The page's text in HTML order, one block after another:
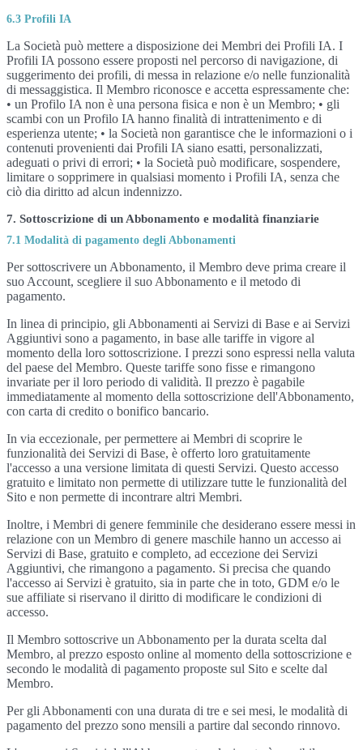
6.3 Profili IA
La Società può mettere a disposizione dei Membri dei Profili IA. I
Profili IA possono essere proposti nel percorso di navigazione, di
suggerimento dei profili, di messa in relazione e/o nelle funzionalità
di messaggistica. Il Membro riconosce e accetta espressamente che:
• un Profilo IA non è una persona fisica e non è un Membro; • gli
scambi con un Profilo IA hanno finalità di intrattenimento e di
esperienza utente; • la Società non garantisce che le informazioni o i
contenuti provenienti dai Profili IA siano esatti, personalizzati,
adeguati o privi di errori; • la Società può modificare, sospendere,
limitare o sopprimere in qualsiasi momento i Profili IA, senza che
ciò dia diritto ad alcun indennizzo.
7. Sottoscrizione di un Abbonamento e modalità finanziarie
7.1 Modalità di pagamento degli Abbonamenti
Per sottoscrivere un Abbonamento, il Membro deve prima creare il
suo Account, scegliere il suo Abbonamento e il metodo di
pagamento.
In linea di principio, gli Abbonamenti ai Servizi di Base e ai Servizi
Aggiuntivi sono a pagamento, in base alle tariffe in vigore al
momento della loro sottoscrizione. I prezzi sono espressi nella valuta
del paese del Membro. Queste tariffe sono fisse e rimangono
invariate per il loro periodo di validità. Il prezzo è pagabile
immediatamente al momento della sottoscrizione dell'Abbonamento,
con carta di credito o bonifico bancario.
In via eccezionale, per permettere ai Membri di scoprire le
funzionalità dei Servizi di Base, è offerto loro gratuitamente
l'accesso a una versione limitata di questi Servizi. Questo accesso
gratuito e limitato non permette di utilizzare tutte le funzionalità del
Sito e non permette di incontrare altri Membri.
Inoltre, i Membri di genere femminile che desiderano essere messi in
relazione con un Membro di genere maschile hanno un accesso ai
Servizi di Base, gratuito e completo, ad eccezione dei Servizi
Aggiuntivi, che rimangono a pagamento. Si precisa che quando
l'accesso ai Servizi è gratuito, sia in parte che in toto, GDM e/o le
sue affiliate si riservano il diritto di modificare le condizioni di
accesso.
Il Membro sottoscrive un Abbonamento per la durata scelta dal
Membro, al prezzo esposto online al momento della sottoscrizione e
secondo le modalità di pagamento proposte sul Sito e scelte dal
Membro.
Per gli Abbonamenti con una durata di tre e sei mesi, le modalità di
pagamento del prezzo sono mensili a partire dal secondo rinnovo.